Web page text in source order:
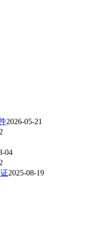
2026-05-21
04
2025-08-19